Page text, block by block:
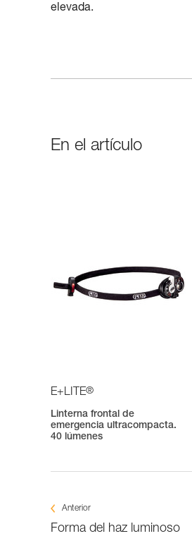
elevada.
En el artículo
E+LITE®
Linterna frontal de
emergencia ultracompacta.
40 lúmenes
Anterior
Forma del haz luminoso